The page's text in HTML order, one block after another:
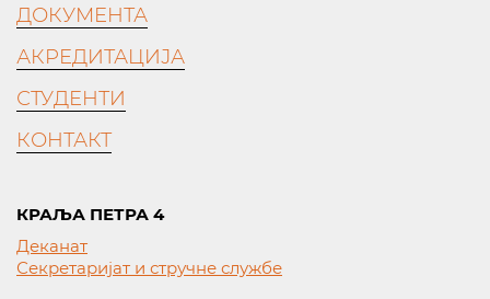
ДОКУМЕНТА
АКРЕДИТАЦИЈА
СТУДЕНТИ
КОНТАКТ
КРАЉА ПЕТРА 4
Деканат
Секретаријат и стручне службе